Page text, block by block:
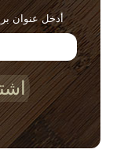
أدخل عنوان